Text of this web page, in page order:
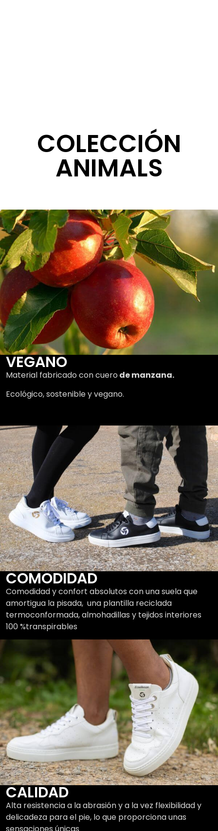
COLECCIÓN
ANIMALS
VEGANO
Material fabricado con cuerode manzana.
Ecológico, sostenible y vegano.
COMODIDAD
Comodidad y confort absolutos con una suela que
amortigua la pisada, una plantilla reciclada
termoconformada, almohadillas y tejidos interiores
100 %transpirables
CALIDAD
Alta resistencia a la abrasión y a la vez flexibilidad y
delicadeza para el pie, lo que proporciona unas